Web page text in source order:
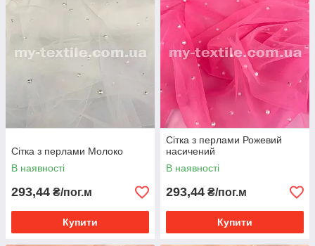
Сітка з перлами Молоко
В наявності
293,44 ₴/пог.м
Купити
Сітка з перлами Рожевий
насичений
В наявності
293,44 ₴/пог.м
Купити